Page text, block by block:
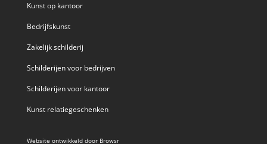
Kunst op kantoor
Bedrijfskunst
Zakelijk schilderij
Schilderijen voor bedrijven
Schilderijen voor kantoor
Kunst relatiegeschenken
Website ontwikkeld door Browsr